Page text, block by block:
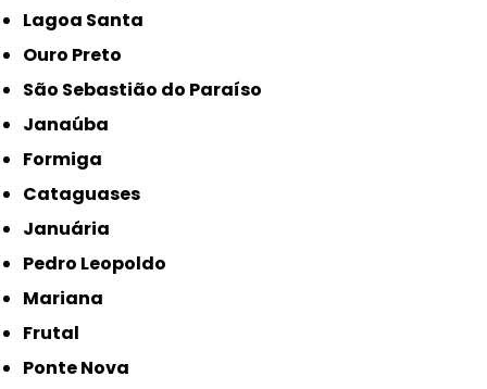
Lagoa Santa
Ouro Preto
São Sebastião do Paraíso
Janaúba
Formiga
Cataguases
Januária
Pedro Leopoldo
Mariana
Frutal
Ponte Nova